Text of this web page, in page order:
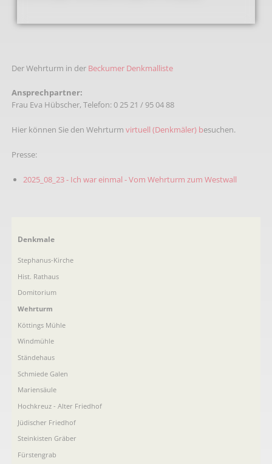
Der Wehrturm in der Beckumer Denkmalliste
Ansprechpartner:
Frau Eva Hübscher, Telefon: 0 25 21 / 95 04 88
Hier können Sie den Wehrturm virtuell (Denkmäler) besuchen.
Presse:
2025_08_23 - Ich war einmal - Vom Wehrturm zum Westwall
Navigation
Denkmale
Stephanus-Kirche
Hist. Rathaus
Domitorium
Wehrturm
Köttings Mühle
Windmühle
Ständehaus
Schmiede Galen
Mariensäule
Hochkreuz - Alter Friedhof
Jüdischer Friedhof
Steinkisten Gräber
Fürstengrab